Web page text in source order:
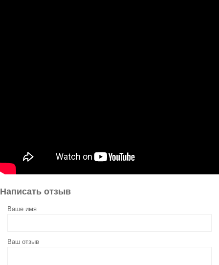
Написать отзыв
Ваше имя
Ваш отзыв